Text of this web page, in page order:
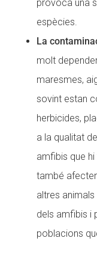
provoca una
espècies.
La
molt
maresmes,
sovint estan
herbicides,
a la qualitat
amfibis que
també
altres
dels amfibis i
poblacions